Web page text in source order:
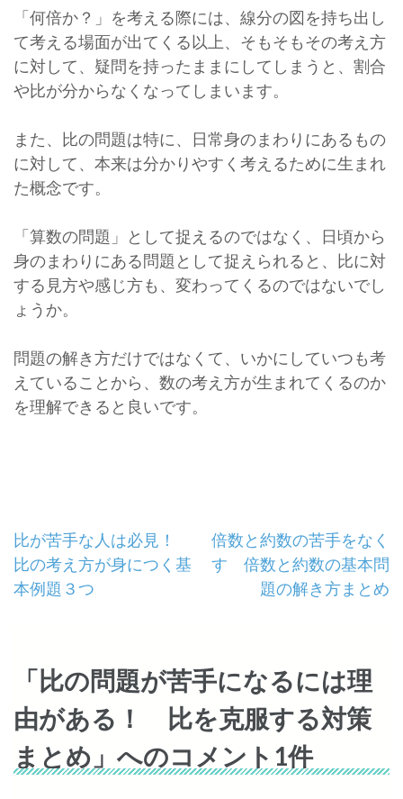
「何倍か？」を考える際には、線分の図を持ち出し
て考える場面が出てくる以上、そもそもその考え方
に対して、疑問を持ったままにしてしまうと、割合
や比が分からなくなってしまいます。
また、比の問題は特に、日常身のまわりにあるもの
に対して、本来は分かりやすく考えるために生まれ
た概念です。
「算数の問題」として捉えるのではなく、日頃から
身のまわりにある問題として捉えられると、比に対
する見方や感じ方も、変わってくるのではないでし
ょうか。
問題の解き方だけではなくて、いかにしていつも考
えていることから、数の考え方が生まれてくるのか
を理解できると良いです。
投
稿
ゲ
ー
シ
比が苦手な人は必見！
比の考え方が身につく基
本例題３つ
倍数と約数の苦手をなく
す 倍数と約数の基本問
題の解き方まとめ
「比の問題が苦手になるには理
由がある！ 比を克服する対策
まとめ」へのコメント1件